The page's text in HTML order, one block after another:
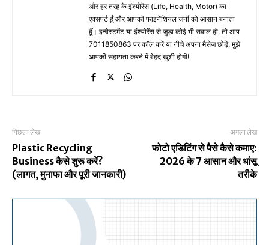
और हर तरह के इंश्योरेंस (Life, Health, Motor) का
एक्सपर्ट हूँ और आपकी फाइनेंशियल जर्नी को आसान बनाता
हूँ। इन्वेस्टमेंट या इंश्योरेंस से जुड़ा कोई भी सवाल हो, तो आप
7011850863 पर कॉल करें या नीचे अपना मैसेज छोड़ें, मुझे
आपकी सहायता करने में बेहद खुशी होगी!
पिछला लेख
Plastic Recycling
Business कैसे शुरू करें?
(लागत, मुनाफा और पूरी जानकारी)
अगला लेख
फोटो एडिटिंग से पैसे कैसे कमाए:
2026 के 7 आसान और धांसू
तरीके